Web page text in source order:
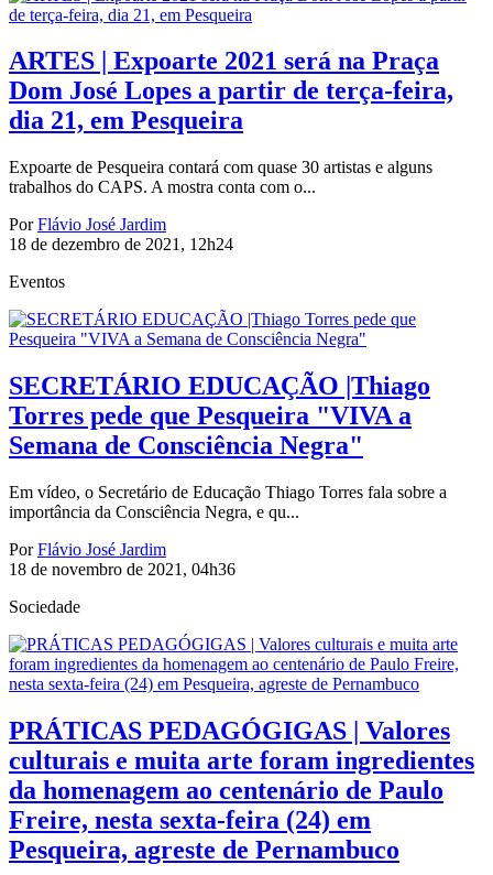
ARTES | Expoarte 2021 será na Praça
Dom José Lopes a partir de terça-feira,
dia 21, em Pesqueira
Expoarte de Pesqueira contará com quase 30 artistas e alguns
trabalhos do CAPS. A mostra conta com o...
PorFlávio José Jardim
18 de dezembro de 2021, 12h24
Eventos
SECRETÁRIO EDUCAÇÃO |Thiago
Torres pede que Pesqueira "VIVA a
Semana de Consciência Negra"
Em vídeo, o Secretário de Educação Thiago Torres fala sobre a
importância da Consciência Negra, e qu...
PorFlávio José Jardim
18 de novembro de 2021, 04h36
Sociedade
PRÁTICAS PEDAGÓGIGAS | Valores
culturais e muita arte foram ingredientes
da homenagem ao centenário de Paulo
Freire, nesta sexta-feira (24) em
Pesqueira, agreste de Pernambuco